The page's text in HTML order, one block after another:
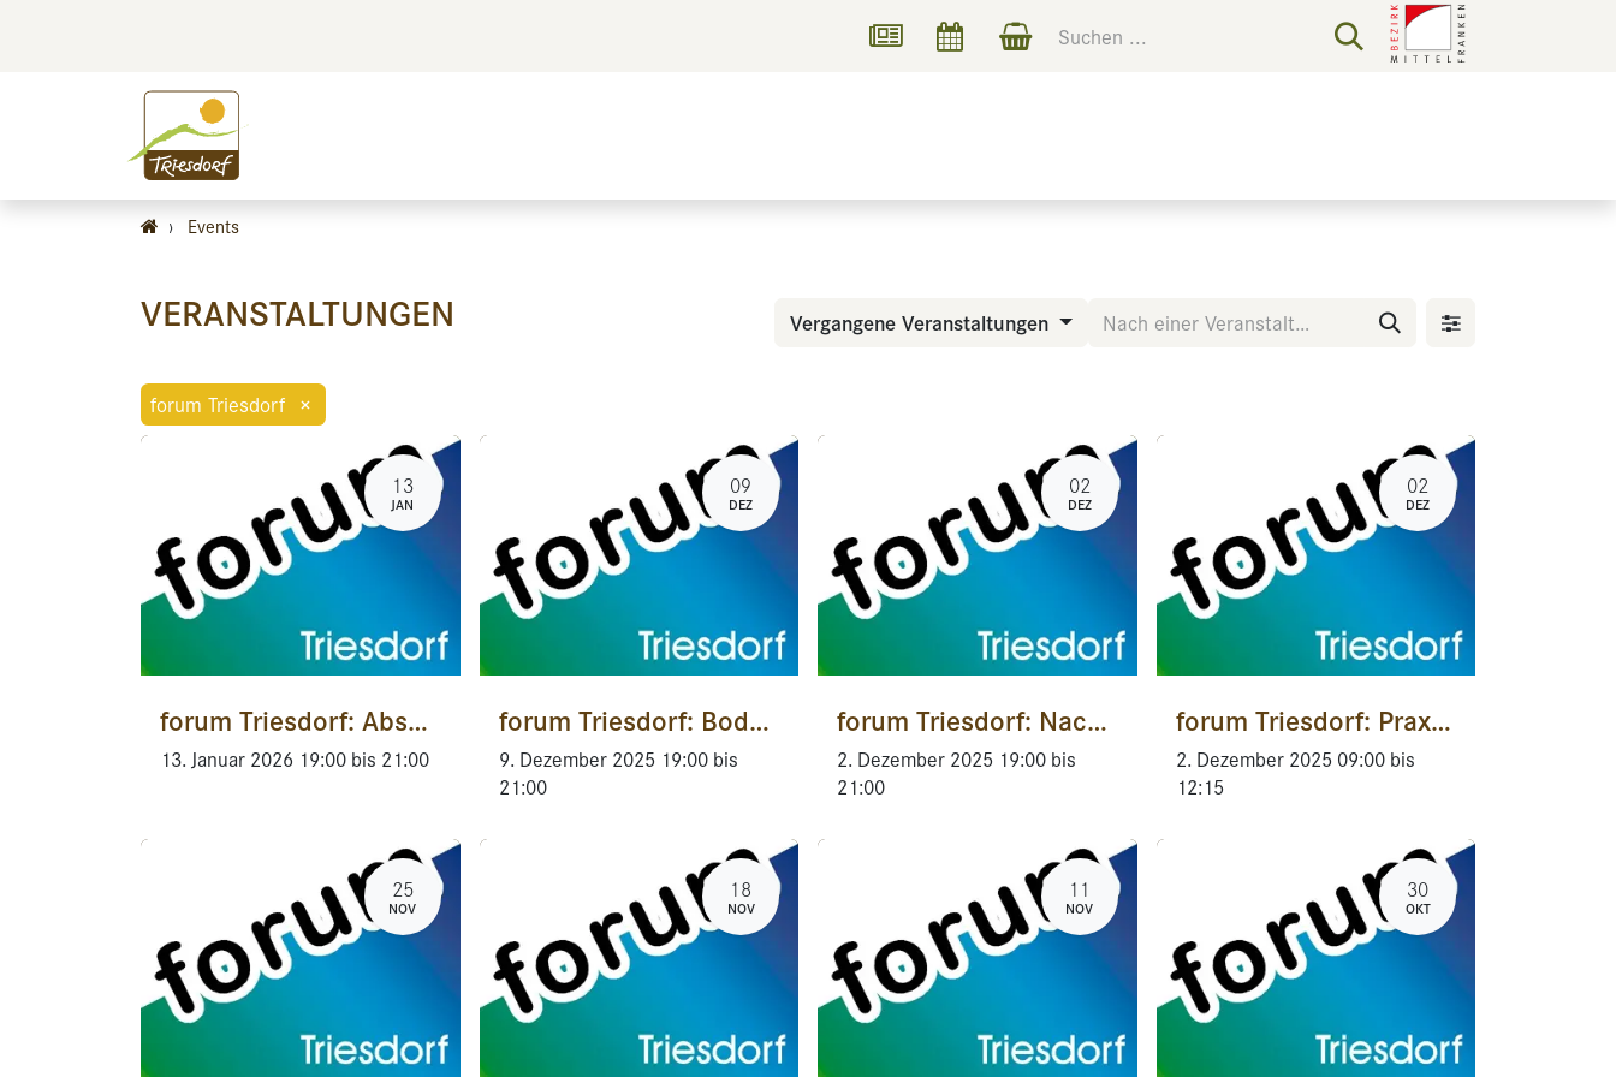
› Events
VERANSTALTUNGEN Vergangene Veranstaltungen
forum Triesdorf ×
13
JAN
forum Triesdorf: Absolventen berichten! - Online
13. Januar 2026 19:00 bis 21:00
09
DEZ
forum Triesdorf: Bodenkundliche Baubegleitung – „zukünftiges Betätigungsfeld für Hochschulabsolventen“
9. Dezember 2025 19:00 bis
21:00
02
DEZ
forum Triesdorf: Nachhaltigkeit im Molkereiunternehmen - Bericht aus der Praxis Molkerei Gropper
2. Dezember 2025 19:00 bis
21:00
02
DEZ
forum Triesdorf: Praxistag der Triesdorfer Schulen:„Klimaangepasste Pflanzenbaustrategien“
2. Dezember 2025 09:00 bis
12:15
25
NOV
18
NOV
11
NOV
30
OKT